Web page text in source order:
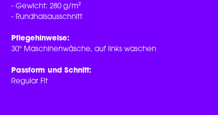
- Gewicht: 280 g/m²
- Rundhalsausschnitt
Pflegehinweise:
30° Maschinenwäsche, auf links waschen
Passform und Schnitt:
Regular Fit